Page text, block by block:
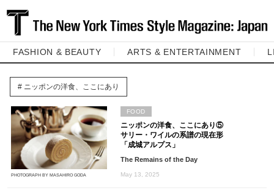
FASHION & BEAUTY ARTS & ENTERTAINMENT
ニッポンの洋食、ここにあり
PHOTOGRAPH BY MASAHIRO GODA
ニッポンの洋食、ここにあり⑤
サリー・ワイルの系譜の現在形
「成城アルプス」
The Remains of the Day
May 13, 2025
FOOD